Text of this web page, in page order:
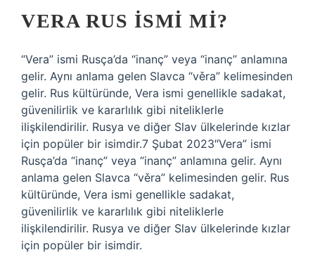
VERA RUS ISMI MI?
“Vera” ismi Rusça’da “inanç” veya “inanç” anlamına
gelir. Aynı anlama gelen Slavca “věra” kelimesinden
gelir. Rus kültüründe, Vera ismi genellikle sadakat,
güvenilirlik ve kararlılık gibi niteliklerle
ilişkilendirilir. Rusya ve diğer Slav ülkelerinde kızlar
için popüler bir isimdir.7 Şubat 2023″Vera” ismi
Rusça’da “inanç” veya “inanç” anlamına gelir. Aynı
anlama gelen Slavca “věra” kelimesinden gelir. Rus
kültüründe, Vera ismi genellikle sadakat,
güvenilirlik ve kararlılık gibi niteliklerle
ilişkilendirilir. Rusya ve diğer Slav ülkelerinde kızlar
için popüler bir isimdir.